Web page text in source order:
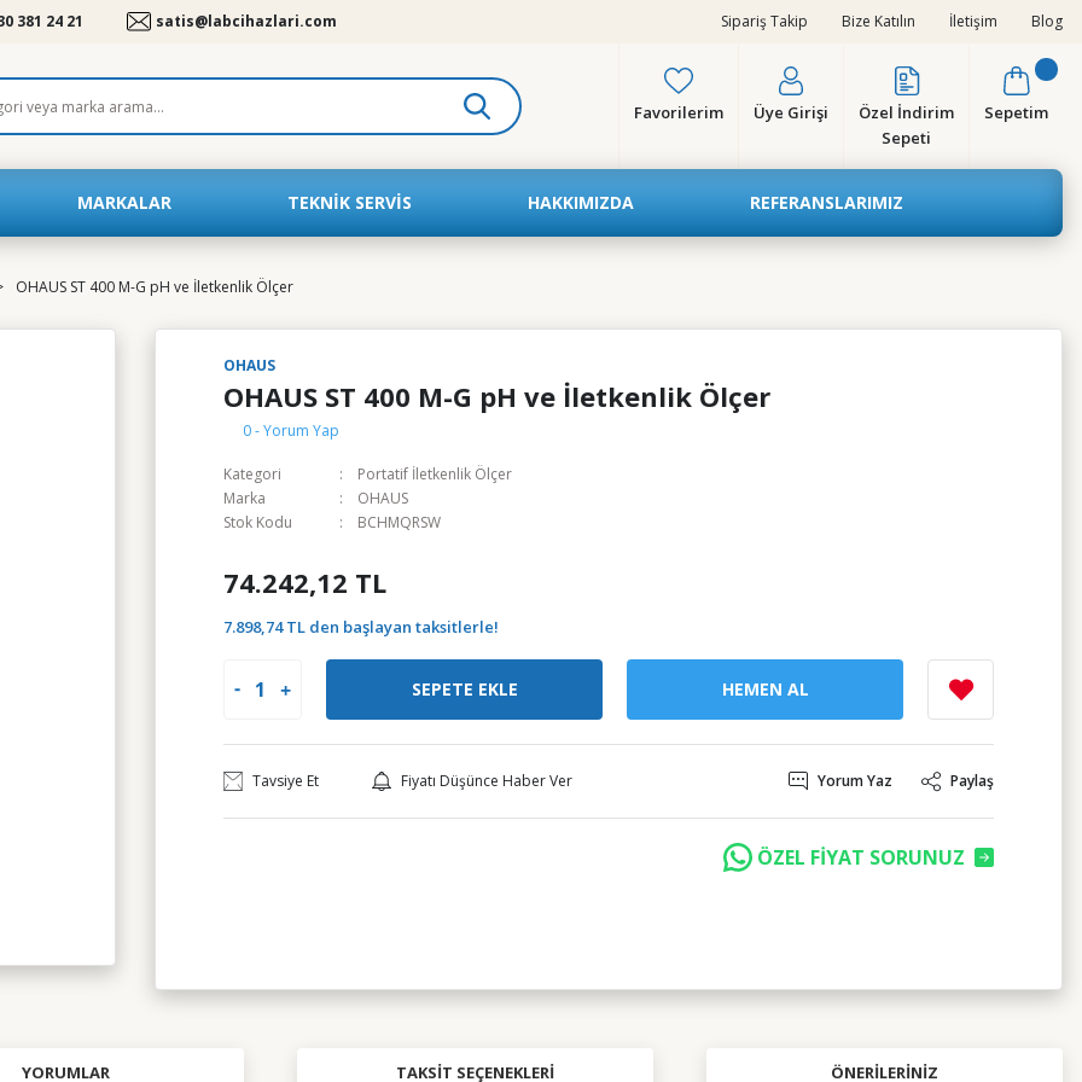
381 24 21 satis@labcihazlari.com Sipariş Takip Bize Katılın İletişim Blog
Favorilerim Üye Girişi
Özel İndirim
Sepeti
Sepetim
MARKALAR TEKNIK SERVIS HAKKIMIZDA REFERANSLARIMIZ
OHAUS ST 400 M-G pH ve İletkenlik Ölçer
OHAUS
OHAUS ST 400 M-G pH ve İletkenlik Ölçer
0 - Yorum Yap
Kategori
Portatif İletkenlik Ölçer
Marka
OHAUS
Stok Kodu
BCHMQRSW
74.242,12 TL
7.898,74 TL den başlayan taksitlerle!
SEPETE EKLE HEMEN AL
Tavsiye Et Fiyatı Düşünce Haber Ver Yorum Yaz Paylaş
ÖZEL FİYAT SORUNUZ
YORUMLAR TAKSIT SEÇENEKLERI ÖNERILERINIZ